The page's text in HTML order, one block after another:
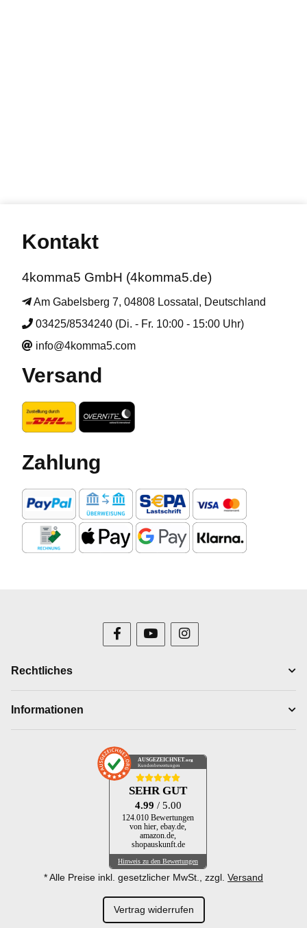
Kontakt
4komma5 GmbH (4komma5.de)
Am Gabelsberg 7, 04808 Lossatal, Deutschland
03425/8534240 (Di. - Fr. 10:00 - 15:00 Uhr)
info@4komma5.com
Versand
Zahlung
Rechtliches
Informationen
AUSGEZEICHNET .org
Kundenbewertungen
SEHR GUT
4.99 / 5.00
124.010 Bewertungen
von hier, ebay.de,
amazon.de,
shopauskunft.de
Hinweis zu den Bewertungen
* Alle Preise inkl. gesetzlicher MwSt., zzgl. Versand
Vertrag widerrufen